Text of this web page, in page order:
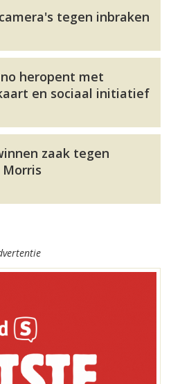
tegen inbraken
heropent met
en sociaal initiatief
zaak tegen